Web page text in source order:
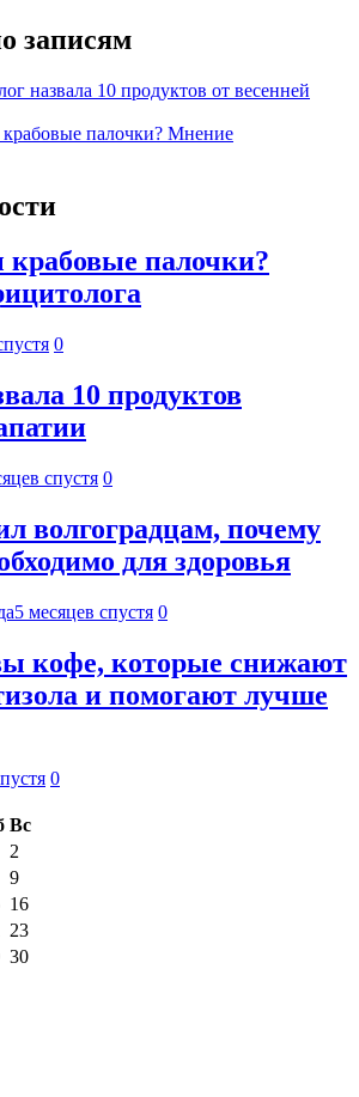
записям
назвала 10 продуктов от весенней
палочки? Мнение
палочки?
0
10 продуктов
спустя 0
волгоградцам, почему
для здоровья
5 месяцев спустя 0
кофе, которые снижают
и помогают лучше
0
Вс
2
9
16
23
30